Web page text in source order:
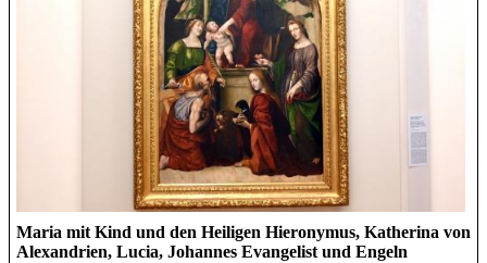
Maria mit Kind und den Heiligen Hieronymus, Katherina von
Alexandrien, Lucia, Johannes Evangelist und Engeln